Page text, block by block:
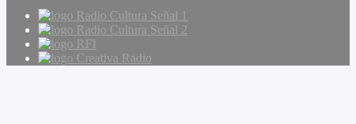
Radio Cultura Señal 1
Radio Cultura Señal 2
RFI
Creativa Radio